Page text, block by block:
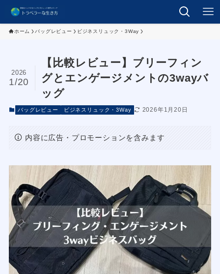
ホーム バッグレビュー ビジネスリュック・3Way
【比較レビュー】ブリーフィン
グとエンゲージメントの3wayバ
ッグ
2026
1/20
バッグレビュー ビジネスリュック・3Way 2026年1月20日
内容に広告・プロモーションを含みます